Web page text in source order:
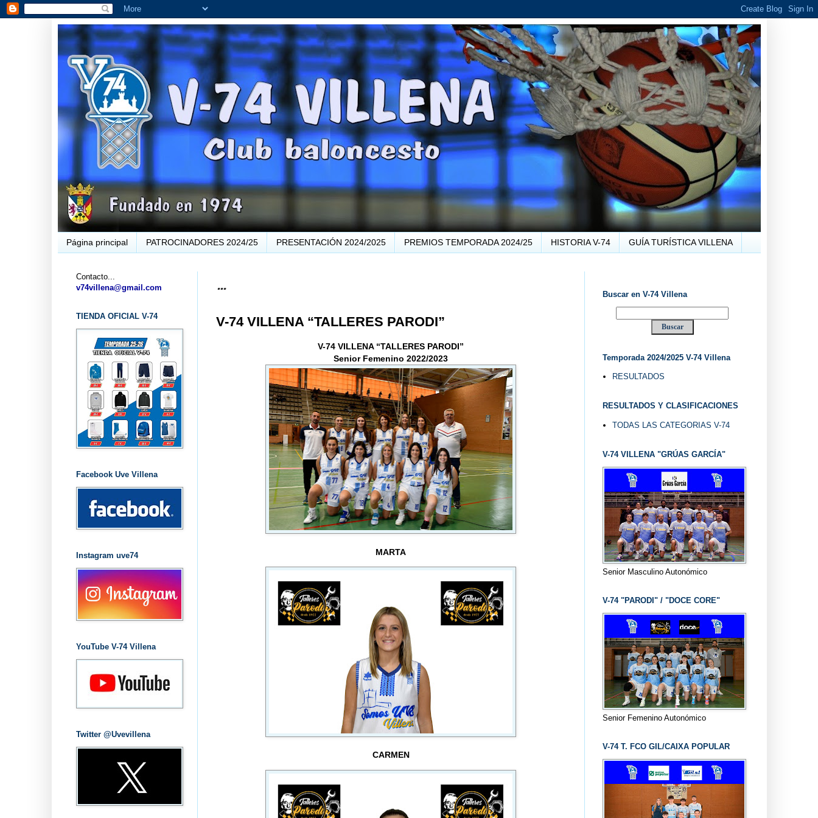
Página principal PATROCINADORES 2024/25 PRESENTACIÓN 2024/2025 PREMIOS TEMPORADA 2024/25 HISTORIA V-74 GUÍA TURÍSTICA VILLENA
V-74 VILLENA “TALLERES PARODI”
V-74 VILLENA “TALLERES PARODI”
Senior Femenino 2022/2023
MARTA
CARMEN
Contacto...
v74villena@gmail.com
TIENDA OFICIAL V-74
Facebook Uve Villena
Instagram uve74
YouTube V-74 Villena
Twitter @Uvevillena
Buscar en V-74 Villena
Temporada 2024/2025 V-74 Villena
RESULTADOS
RESULTADOS Y CLASIFICACIONES
TODAS LAS CATEGORIAS V-74
V-74 VILLENA "GRÚAS GARCÍA"
Senior Masculino Autonómico
V-74 "PARODI" / "DOCE CORE"
Senior Femenino Autonómico
V-74 T. FCO GIL/CAIXA POPULAR